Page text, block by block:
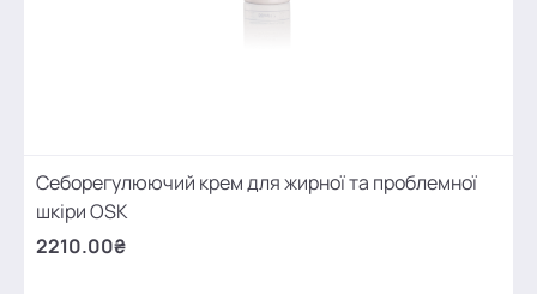
Себорегулюючий крем для жирної та проблемної
шкіри OSK
2210.00₴